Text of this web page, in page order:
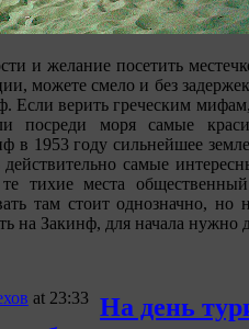
и желание посетить
можете смело и без
верить греческим
посреди моря самые
в 1953 году сильнейшее
самые
тихие места
там стоит однозначно,
на Закинф, для начала нужно
at 23:33
На день